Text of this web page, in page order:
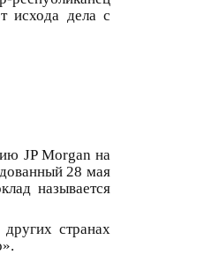
исхода дела с
JP Morgan на
28 мая
называется
странах